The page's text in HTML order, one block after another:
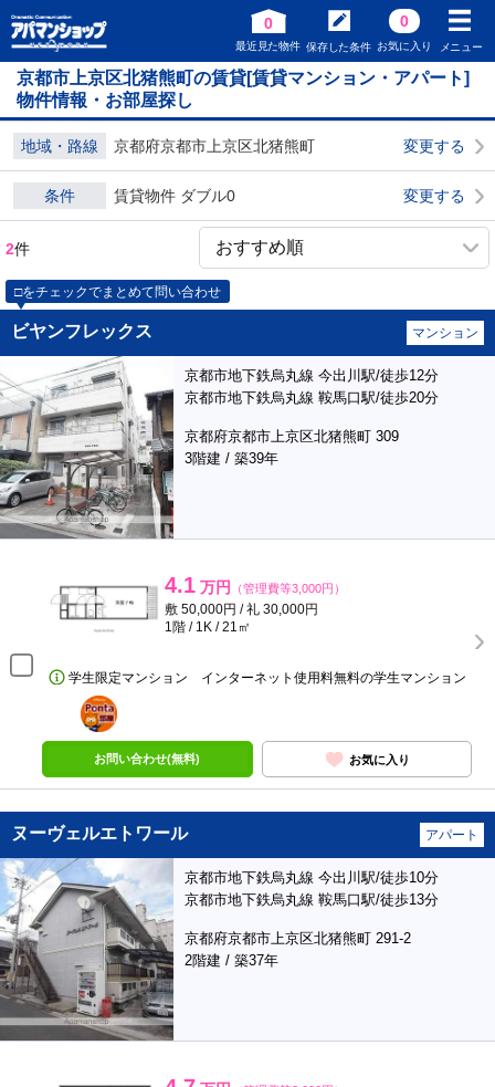
0
最近見た物件 保存した条件
0
お気に入り メニュー
京都市上京区北猪熊町の賃貸[賃貸マンション・アパート]
物件情報・お部屋探し
地域・路線 京都府京都市上京区北猪熊町 変更する
条件 賃貸物件 ダブル0 変更する
2件
□をチェックでまとめて問い合わせ
ビヤンフレックス マンション
京都市地下鉄烏丸線 今出川駅/徒歩12分
京都市地下鉄烏丸線 鞍馬口駅/徒歩20分
京都府京都市上京区北猪熊町 309
3階建 / 築39年
4.1 万円 （管理費等3,000円）
敷 50,000円 / 礼 30,000円
1階 / 1K / 21㎡
学生限定マンション インターネット使用料無料の学生マンション
ポンタ
部屋
お問い合わせ(無料) お気に入り
ヌーヴェルエトワール アパート
京都市地下鉄烏丸線 今出川駅/徒歩10分
京都市地下鉄烏丸線 鞍馬口駅/徒歩13分
京都府京都市上京区北猪熊町 291-2
2階建 / 築37年